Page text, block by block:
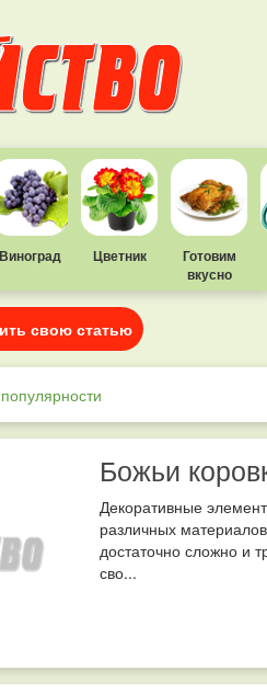
Виноград Цветник
Готовим
вкусно
свою статью
Божьи
Декоративные
различных
достаточно сложно и
сво...